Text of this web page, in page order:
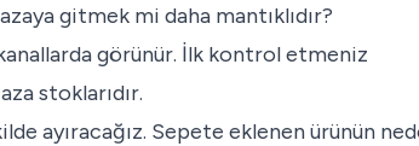
gitmek mi daha mantıklıdır?
görünür. İlk kontrol etmeniz
stoklarıdır.
ayıracağız. Sepete eklenen ürünün